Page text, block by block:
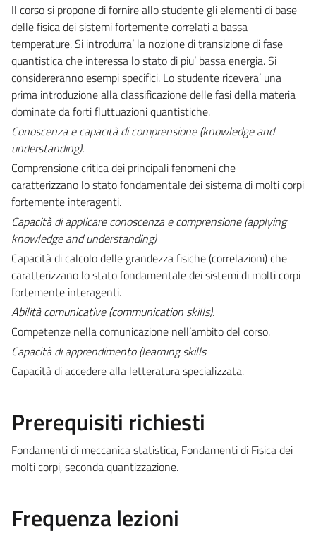
Il corso si propone di fornire allo studente gli elementi di base
delle fisica dei sistemi fortemente correlati a bassa
temperature. Si introdurra’ la nozione di transizione di fase
quantistica che interessa lo stato di piu’ bassa energia. Si
considereranno esempi specifici. Lo studente ricevera’ una
prima introduzione alla classificazione delle fasi della materia
dominate da forti fluttuazioni quantistiche.
Conoscenza e capacità di comprensione (knowledge and
understanding).
Comprensione critica dei principali fenomeni che
caratterizzano lo stato fondamentale dei sistema di molti corpi
fortemente interagenti.
Capacità di applicare conoscenza e comprensione (applying
knowledge and understanding)
Capacità di calcolo delle grandezza fisiche (correlazioni) che
caratterizzano lo stato fondamentale dei sistemi di molti corpi
fortemente interagenti.
Abilità comunicative (communication skills).
Competenze nella comunicazione nell’ambito del corso.
Capacità di apprendimento (learning skills
Capacità di accedere alla letteratura specializzata.
Prerequisiti richiesti
Fondamenti di meccanica statistica, Fondamenti di Fisica dei
molti corpi, seconda quantizzazione.
Frequenza lezioni